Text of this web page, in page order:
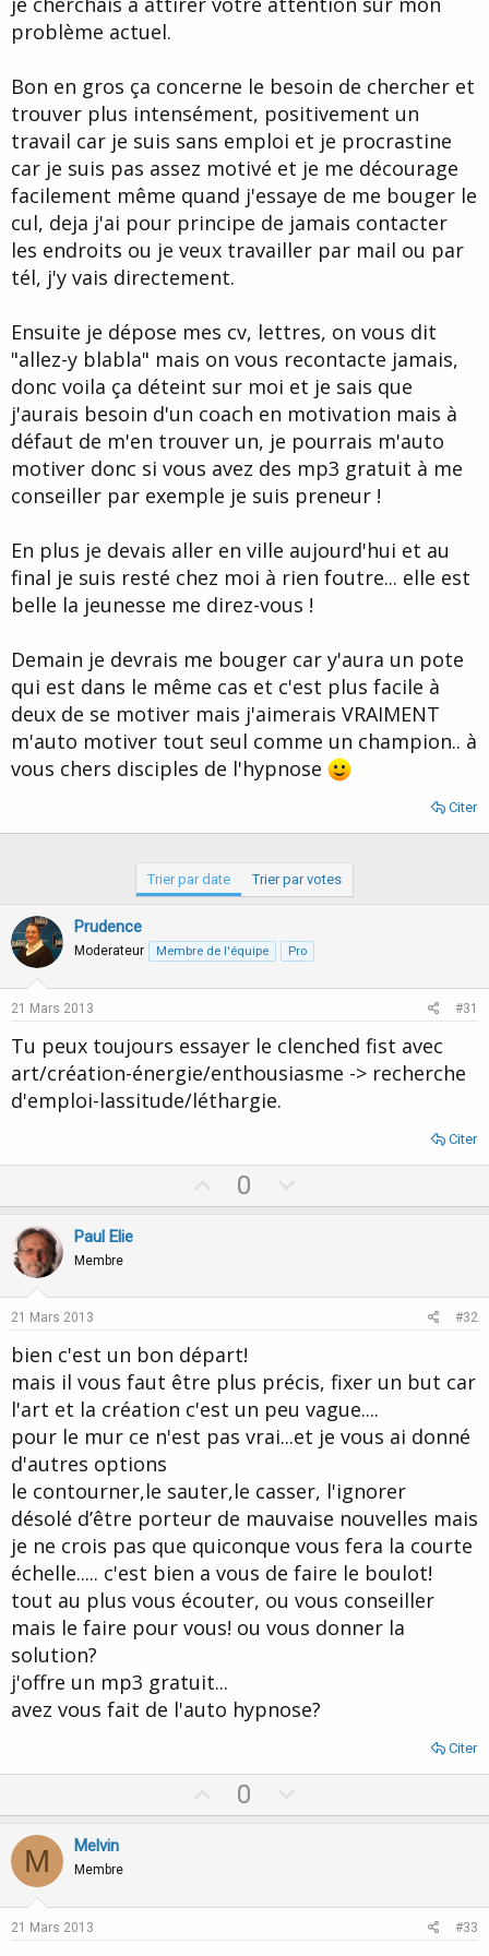
d
e
d
i
c
u
s
i
o
t
problème actuel.
Bon en gros ça concerne le besoin de chercher et
trouver plus intensément, positivement un
travail car je suis sans emploi et je procrastine
car je suis pas assez motivé et je me décourage
facilement même quand j'essaye de me bouger le
cul, deja j'ai pour principe de jamais contacter
les endroits ou je veux travailler par mail ou par
tél, j'y vais directement.
Ensuite je dépose mes cv, lettres, on vous dit
"allez-y blabla" mais on vous recontacte jamais,
donc voila ça déteint sur moi et je sais que
j'aurais besoin d'un coach en motivation mais à
défaut de m'en trouver un, je pourrais m'auto
motiver donc si vous avez des mp3 gratuit à me
conseiller par exemple je suis preneur !
En plus je devais aller en ville aujourd'hui et au
final je suis resté chez moi à rien foutre... elle est
belle la jeunesse me direz-vous !
Demain je devrais me bouger car y'aura un pote
qui est dans le même cas et c'est plus facile à
deux de se motiver mais j'aimerais VRAIMENT
m'auto motiver tout seul comme un champion.. à
vous chers disciples de l'hypnose
Citer
Trier par date Trier par votes
Prudence
Moderateur Membre de l'équipe Pro
21 Mars 2013 #31
Tu peux toujours essayer le clenched fist avec
art/création-énergie/enthousiasme -> recherche
d'emploi-lassitude/léthargie.
Citer
p
t
0
o
v
e
Paul Elie
Membre
21 Mars 2013 #32
bien c'est un bon départ!
mais il vous faut être plus précis, fixer un but car
l'art et la création c'est un peu vague....
pour le mur ce n'est pas vrai...et je vous ai donné
d'autres options
le contourner,le sauter,le casser, l'ignorer
désolé d’être porteur de mauvaise nouvelles mais
je ne crois pas que quiconque vous fera la courte
échelle..... c'est bien a vous de faire le boulot!
tout au plus vous écouter, ou vous conseiller
mais le faire pour vous! ou vous donner la
solution?
j'offre un mp3 gratuit...
avez vous fait de l'auto hypnose?
Citer
p
0
o
M Melvin
Membre
21 Mars 2013 #33